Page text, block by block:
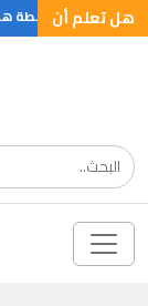
هل تعلم أن